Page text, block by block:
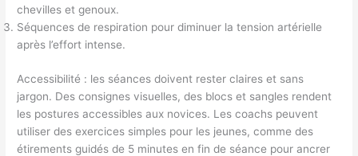
chevilles et genoux.
Séquences de respiration pour diminuer la tension artérielle
après l’effort intense.
Accessibilité : les séances doivent rester claires et sans
jargon. Des consignes visuelles, des blocs et sangles rendent
les postures accessibles aux novices. Les coachs peuvent
utiliser des exercices simples pour les jeunes, comme des
étirements guidés de 5 minutes en fin de séance pour ancrer